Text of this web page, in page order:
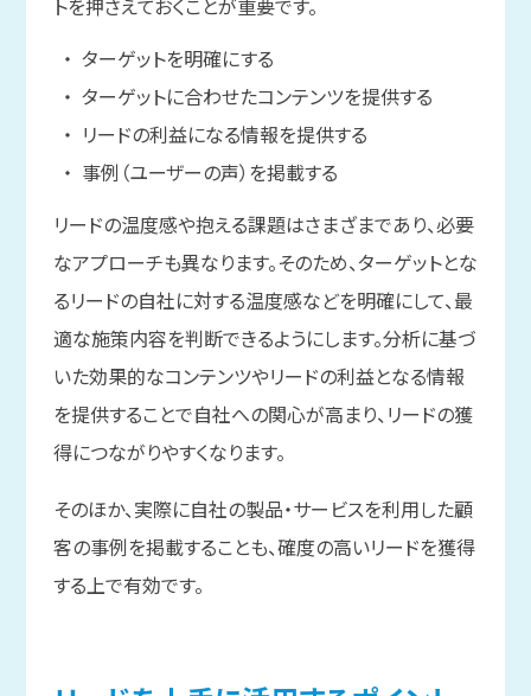
ターゲットを明確にする
ターゲットに合わせたコンテンツを提供する
リードの利益になる情報を提供する
事例（ユーザーの声）を掲載する
リードの温度感や抱える課題はさまざまであり、必要
なアプローチも異なります。そのため、ターゲットとな
るリードの自社に対する温度感などを明確にして、最
適な施策内容を判断できるようにします。分析に基づ
いた効果的なコンテンツやリードの利益となる情報
を提供することで自社への関心が高まり、リードの獲
得につながりやすくなります。
そのほか、実際に自社の製品・サービスを利用した顧
客の事例を掲載することも、確度の高いリードを獲得
する上で有効です。